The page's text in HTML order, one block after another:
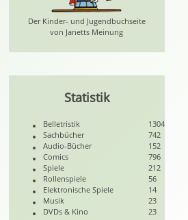
Der Kinder- und Jugendbuchseite
von Janetts Meinung
Statistik
Belletristik
1304
Sachbücher
742
Audio-Bücher
152
Comics
796
Spiele
212
Rollenspiele
56
Elektronische Spiele
14
Musik
23
DVDs & Kino
23